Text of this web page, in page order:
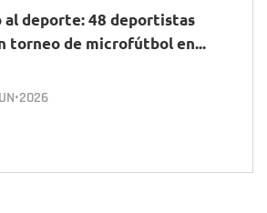
al deporte: 48 deportistas
torneo de microfútbol en...